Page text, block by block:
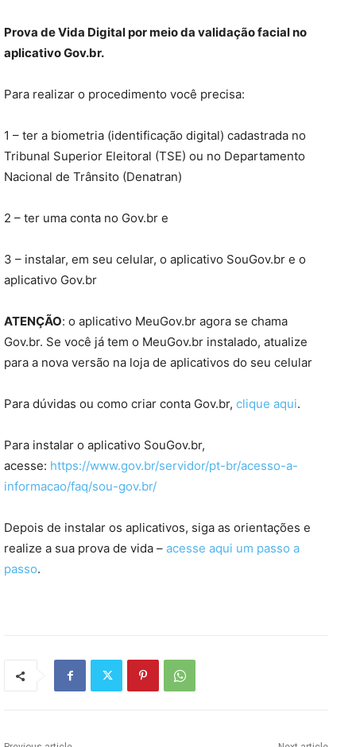
Prova de Vida Digital por meio da validação facial no
aplicativo Gov.br.
Para realizar o procedimento você precisa:
1 – ter a biometria (identificação digital) cadastrada no
Tribunal Superior Eleitoral (TSE) ou no Departamento
Nacional de Trânsito (Denatran)
2 – ter uma conta no Gov.br e
3 – instalar, em seu celular, o aplicativo SouGov.br e o
aplicativo Gov.br
ATENÇÃO: o aplicativo MeuGov.br agora se chama
Gov.br. Se você já tem o MeuGov.br instalado, atualize
para a nova versão na loja de aplicativos do seu celular
Para dúvidas ou como criar conta Gov.br, clique aqui.
Para instalar o aplicativo SouGov.br,
acesse: https://www.gov.br/servidor/pt-br/acesso-a-
informacao/faq/sou-gov.br/
Depois de instalar os aplicativos, siga as orientações e
realize a sua prova de vida – acesse aqui um passo a
passo.​